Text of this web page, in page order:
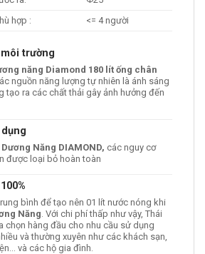
hợp :
<= 4 người
trường
năng Diamond 180 lít ống chân
nguồn năng lượng tự nhiên là ánh sáng
tạo ra các chất thải gây ảnh hưởng đến
Năng DIAMOND, các nguy cơ
được loại bỏ hoàn toàn
bình để tạo nên 01 lít nước nóng khi
Năng . Với chi phí thấp như vậy, Thái
chọn hàng đầu cho nhu cầu sử dụng
và thường xuyên như các khách sạn,
và các hộ gia đình.